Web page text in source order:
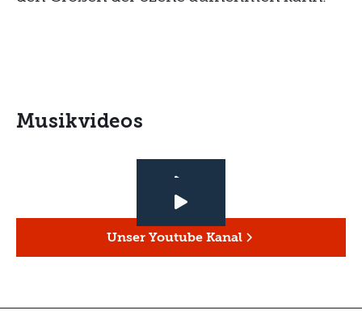
Musikvideos
Unser Youtube Kanal